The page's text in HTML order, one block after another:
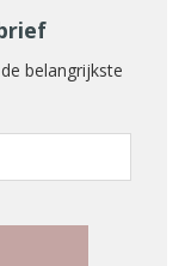
belangrijkste